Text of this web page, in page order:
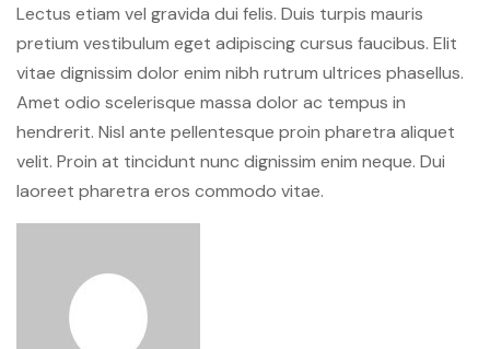
Lectus etiam vel gravida dui felis. Duis turpis mauris
pretium vestibulum eget adipiscing cursus faucibus. Elit
vitae dignissim dolor enim nibh rutrum ultrices phasellus.
Amet odio scelerisque massa dolor ac tempus in
hendrerit. Nisl ante pellentesque proin pharetra aliquet
velit. Proin at tincidunt nunc dignissim enim neque. Dui
laoreet pharetra eros commodo vitae.